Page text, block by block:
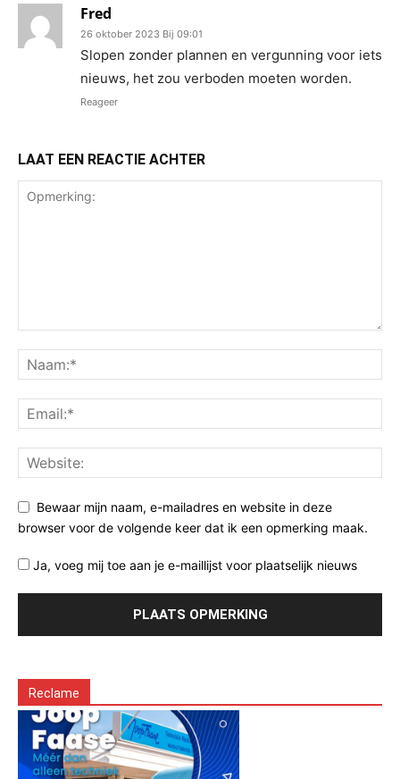
Fred
26 oktober 2023 Bij 09:01
Slopen zonder plannen en vergunning voor iets
nieuws, het zou verboden moeten worden.
Reageer
LAAT EEN REACTIE ACHTER
Bewaar mijn naam, e-mailadres en website in deze
browser voor de volgende keer dat ik een opmerking maak.
Ja, voeg mij toe aan je e-maillijst voor plaatselijk nieuws
Reclame